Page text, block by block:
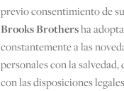
previo consentimiento de
Brooks Brothersha
constantemente a las
personales con la
con las disposiciones